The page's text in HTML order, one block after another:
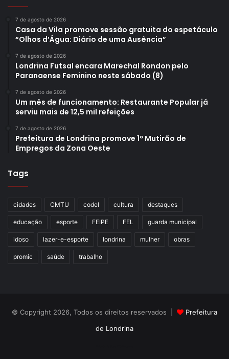
7 de agosto de 2026
Casa da Vila promove sessão gratuita do espetáculo
“Olhos d’Água: Diário de uma Ausência”
7 de agosto de 2026
Londrina Futsal encara Marechal Rondon pelo
Paranaense Feminino neste sábado (8)
7 de agosto de 2026
Um mês de funcionamento: Restaurante Popular já
serviu mais de 12,5 mil refeições
7 de agosto de 2026
Prefeitura de Londrina promove 1º Mutirão de
Empregos da Zona Oeste
Tags
cidades CMTU codel cultura destaques
educação esporte FEIPE FEL guarda municipal
idoso lazer-e-esporte londrina mulher obras
promic saúde trabalho
© Copyright 2026, Todos os direitos reservados |
Prefeitura
de Londrina